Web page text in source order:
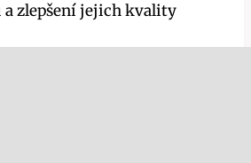
a zlepšení jejich kvality